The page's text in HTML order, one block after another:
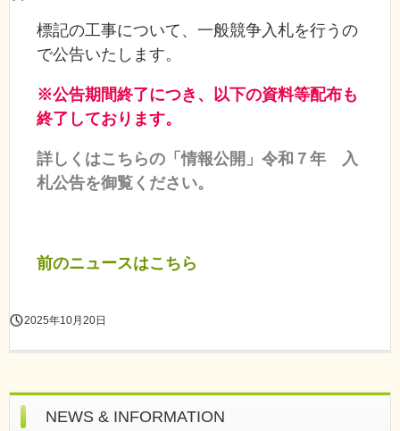
標記の工事について、一般競争入札を行うの
で公告いたします。
※公告期間終了につき、以下の資料等配布も
終了しております。
詳しくはこちらの「情報公開」令和７年 入
札公告を御覧ください。
前のニュースはこちら
2025年10月20日
NEWS & INFORMATION